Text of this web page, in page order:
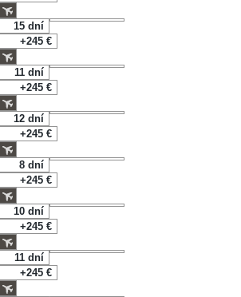
15 dní
+245 €
11 dní
+245 €
12 dní
+245 €
8 dní
+245 €
10 dní
+245 €
11 dní
+245 €